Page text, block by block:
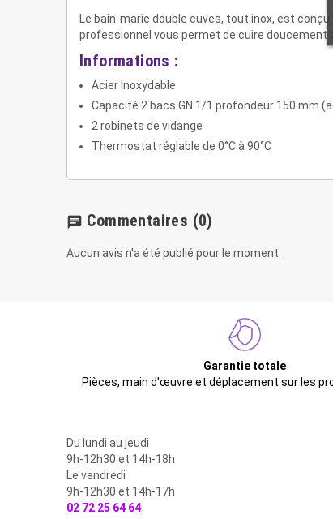
Le bain-marie double cuves, tout inox, est
professionnel vous permet de cuire doucement
Informations :
Acier Inoxydable
Capacité 2 bacs GN 1/1 profondeur 150 mm
2 robinets de vidange
Thermostat réglable de 0°C à 90°C
chat Commentaires (0)
Aucun avis n'a été publié pour le moment.
Garantie totale
Pièces, main d'œuvre et déplacement sur les
Du lundi au jeudi
9h-12h30 et 14h-18h
Le vendredi
9h-12h30 et 14h-17h
02 72 25 64 64